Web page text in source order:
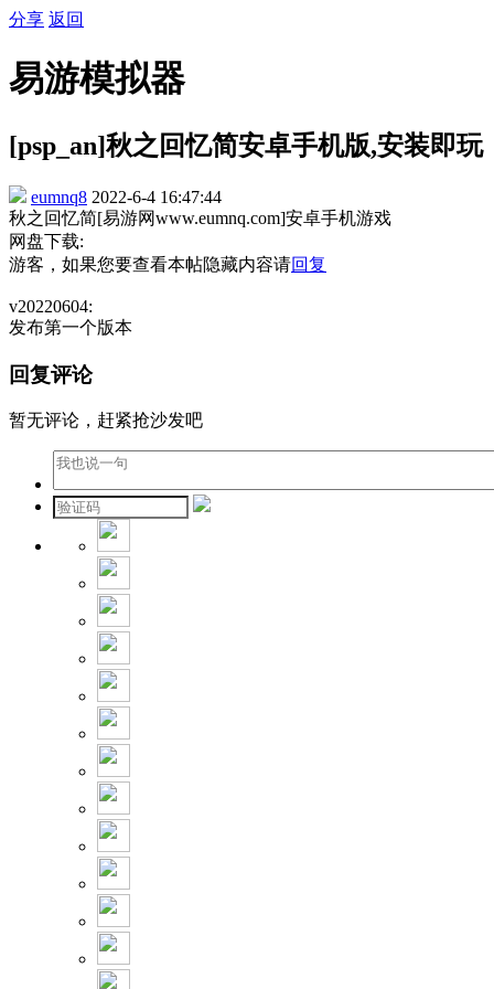
分享 返回
易游模拟器
[psp_an]秋之回忆简安卓手机版,安装即玩
eumnq8 2022-6-4 16:47:44
秋之回忆简[易游网www.eumnq.com]安卓手机游戏
网盘下载:
游客，如果您要查看本帖隐藏内容请回复
v20220604:
发布第一个版本
回复评论
暂无评论，赶紧抢沙发吧